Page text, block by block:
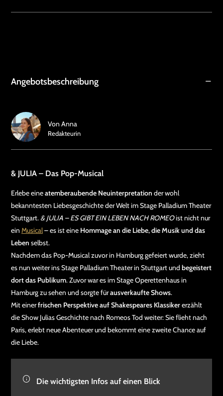
Angebotsbeschreibung
& JULIA – Das Pop-Musical
Erlebe eineatemberaubende Neuinterpretation der wohl
bekanntesten Liebesgeschichte der Welt im Stage Palladium Theater
Stuttgart. & JULIA – ES GIBT EIN LEBEN NACH ROMEOist nicht nur
ein Musical– es ist eine Hommage an die Liebe, die Musik und das
Leben selbst.
Nachdem das Pop-Musical zuvor in Hamburg gefeiert wurde, zieht
es nun weiter ins Stage Palladium Theater in Stuttgart und begeistert
dort das Publikum. Zuvor war es im Stage Operettenhaus in
Hamburg zu sehen und sorgte fürausverkaufte Shows.
Mit einerfrischen Perspektive auf Shakespeares Klassikererzählt
die Show Julias Geschichte nach Romeos Tod weiter: Sie flieht nach
Paris, erlebt neue Abenteuer und bekommt eine zweite Chance auf
die Liebe.
Die wichtigsten Infos auf einen Blick
Von Anna
Redakteurin